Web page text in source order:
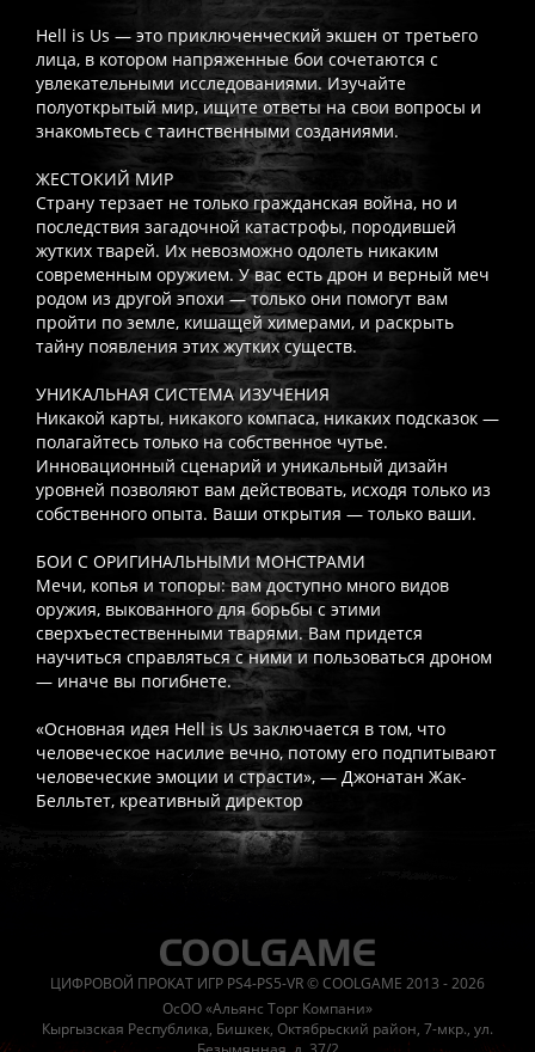
Hell is Us — это приключенческий экшен от третьего
лица, в котором напряженные бои сочетаются с
увлекательными исследованиями. Изучайте
полуоткрытый мир, ищите ответы на свои вопросы и
знакомьтесь с таинственными созданиями.
ЖЕСТОКИЙ МИР
Страну терзает не только гражданская война, но и
последствия загадочной катастрофы, породившей
жутких тварей. Их невозможно одолеть никаким
современным оружием. У вас есть дрон и верный меч
родом из другой эпохи — только они помогут вам
пройти по земле, кишащей химерами, и раскрыть
тайну появления этих жутких существ.
УНИКАЛЬНАЯ СИСТЕМА ИЗУЧЕНИЯ
Никакой карты, никакого компаса, никаких подсказок —
полагайтесь только на собственное чутье.
Инновационный сценарий и уникальный дизайн
уровней позволяют вам действовать, исходя только из
собственного опыта. Ваши открытия — только ваши.
БОИ С ОРИГИНАЛЬНЫМИ МОНСТРАМИ
Мечи, копья и топоры: вам доступно много видов
оружия, выкованного для борьбы с этими
сверхъестественными тварями. Вам придется
научиться справляться с ними и пользоваться дроном
— иначе вы погибнете.
«Основная идея Hell is Us заключается в том, что
человеческое насилие вечно, потому его подпитывают
человеческие эмоции и страсти», — Джонатан Жак-
Белльтет, креативный директор
Часто спрашивают
Работает ли русский язык? Если локализация игры для
Что если игра не запускается?Свяжитесь с нашей
Есть ли поддержка после покупки?Да, наша поддержка
ЦИФРОВОЙ ПРОКАТ ИГР PS4-PS5-VR © COOLGAME 2013 - 2026
ОсОО «Альянс Торг Компани»
Кыргызская Республика, Бишкек, Октябрьский район, 7-мкр., ул.